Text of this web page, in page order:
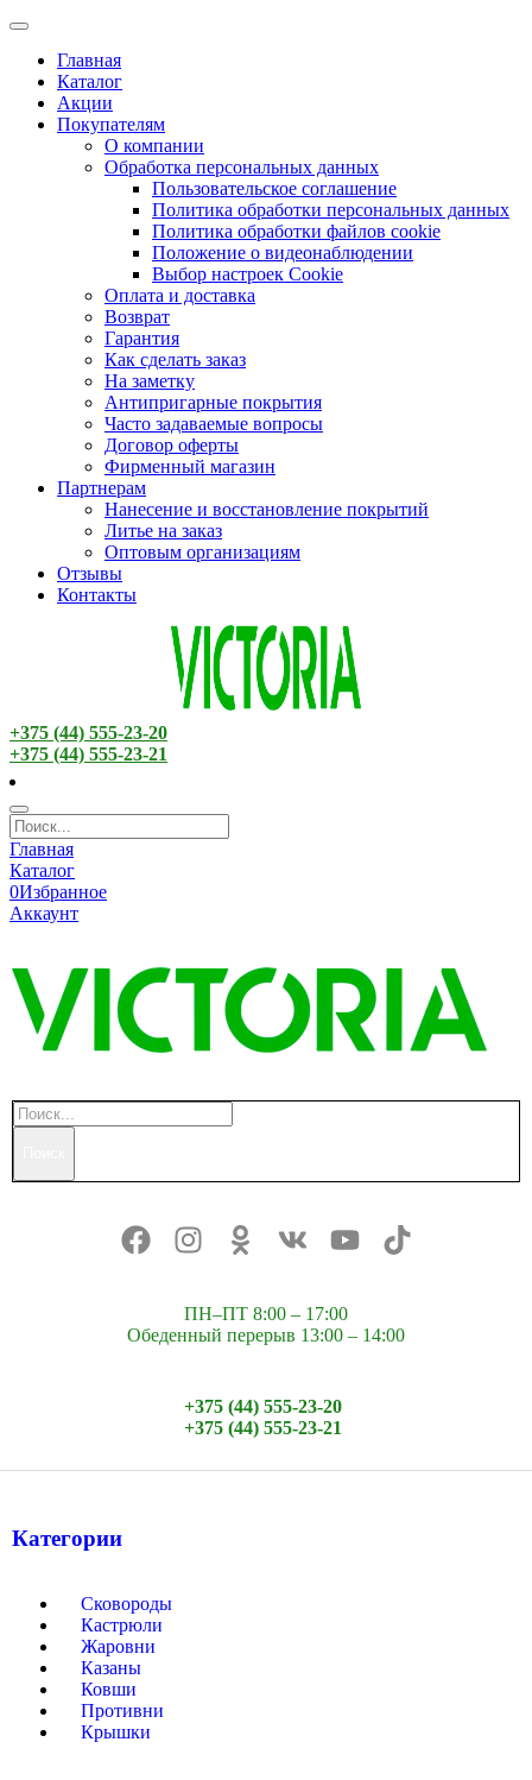
Главная
Каталог
Акции
Покупателям
О компании
Обработка персональных данных
Пользовательское соглашение
Политика обработки персональных данных
Политика обработки файлов cookie
Положение о видеонаблюдении
Выбор настроек Cookie
Оплата и доставка
Возврат
Гарантия
Как сделать заказ
На заметку
Антипригарные покрытия
Часто задаваемые вопросы
Договор оферты
Фирменный магазин
Партнерам
Нанесение и восстановление покрытий
Литье на заказ
Оптовым организациям
Отзывы
Контакты
+375 (44) 555-23-20
+375 (44) 555-23-21
Главная
Каталог
0Избранное
Аккаунт
ПН–ПТ 8:00 – 17:00
Обеденный перерыв 13:00 – 14:00
+375 (44) 555-23-20
+375 (44) 555-23-21
Категории
Сковороды
Кастрюли
Жаровни
Казаны
Ковши
Противни
Крышки